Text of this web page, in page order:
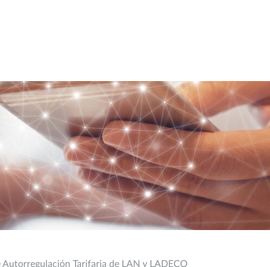
Tarifaria de LAN y LADECO